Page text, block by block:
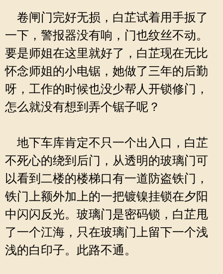
卷闸门完好无损，白芷试着用手扳了
一下，警报器没有响，门也纹丝不动。
要是师姐在这里就好了，白芷现在无比
怀念师姐的小电锯，她做了三年的后勤
呀，工作的时候也没少帮人开锁修门，
怎么就没有想到弄个锯子呢？
地下车库肯定不只一个出入口，白芷
不死心的绕到后门，从透明的玻璃门可
以看到二楼的楼梯口有一道防盗铁门，
铁门上额外加上的一把镀镍挂锁在夕阳
中闪闪反光。玻璃门是密码锁，白芷甩
了一个江海，只在玻璃门上留下一个浅
浅的白印子。此路不通。